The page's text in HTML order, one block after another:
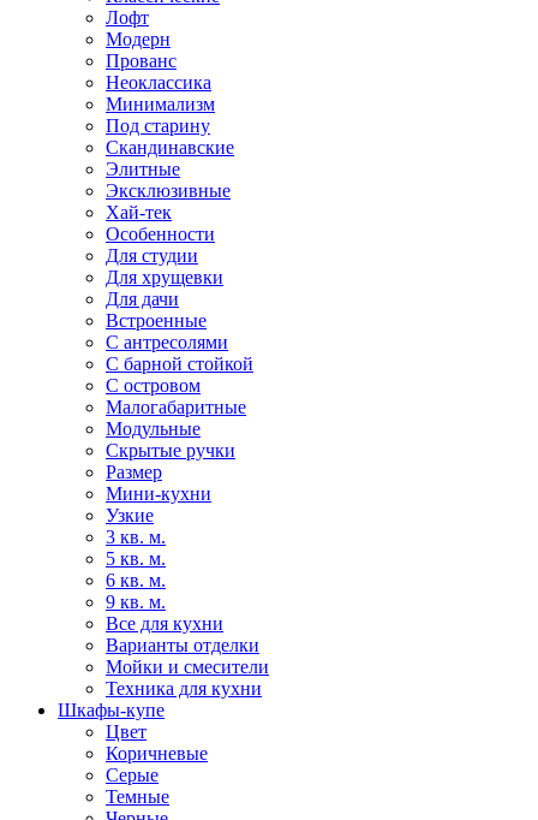
Лофт
Модерн
Прованс
Неоклассика
Минимализм
Под старину
Скандинавские
Элитные
Эксклюзивные
Хай-тек
Особенности
Для студии
Для хрущевки
Для дачи
Встроенные
С антресолями
С барной стойкой
С островом
Малогабаритные
Модульные
Скрытые ручки
Размер
Мини-кухни
Узкие
3 кв. м.
5 кв. м.
6 кв. м.
9 кв. м.
Все для кухни
Варианты отделки
Мойки и смесители
Техника для кухни
Шкафы-купе
Цвет
Коричневые
Серые
Темные